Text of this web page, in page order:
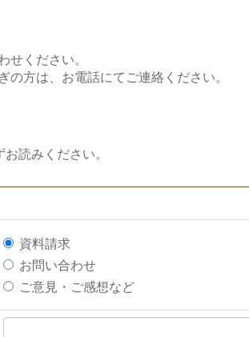
ください。
方は、お電話にてご連絡ください。
お読みください。
資料請求
お問い合わせ
ご意見・ご感想など